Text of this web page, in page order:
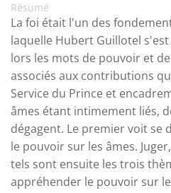
Résumé
La foi était l'un des
laquelle Hubert Guillotel
lors les mots de pouvoir et
associés aux contributions
Service du Prince et
âmes étant intimement liés,
dégagent. Le premier voit se
le pouvoir sur les âmes.
tels sont ensuite les trois
appréhender le pouvoir sur